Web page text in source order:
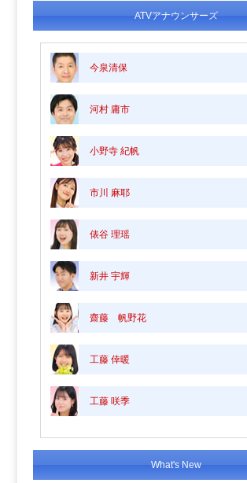
ATVアナウンサーズ
今泉清保
河村 庸市
小野寺 紀帆
市川 麻耶
俵谷 理瑶
新井 宇輝
齋藤 帆野花
工藤 倖暖
工藤 咲季
What's New